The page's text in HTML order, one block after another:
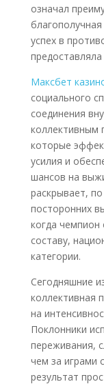
означал
успех в
Максбет
социального
соединения
коллективным
которые
усилия и
шансов на
раскрывает,
посторонних
когда чемпион
составу,
категории.
Сегодняшние
коллективная
на
Поклонники
переживания,
чем за играми
результат